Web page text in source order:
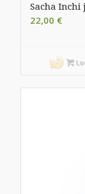
Sacha Inchi
22,00 €